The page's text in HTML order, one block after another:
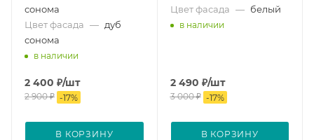
сонома
Цвет фасада — дуб
сонома
в наличии
2 400 ₽/шт
2 900₽ -17%
В КОРЗИНУ
Цвет фасада — белый
в наличии
2 490 ₽/шт
3 000₽ -17%
В КОРЗИНУ